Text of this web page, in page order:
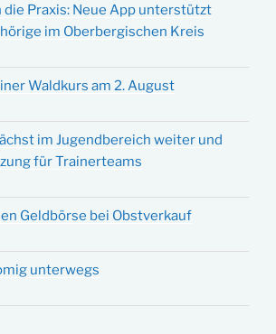
Praxis: Neue App unterstützt
im Oberbergischen Kreis
Waldkurs am 2. August
im Jugendbereich weiter und
für Trainerteams
Geldbörse bei Obstverkauf
unterwegs